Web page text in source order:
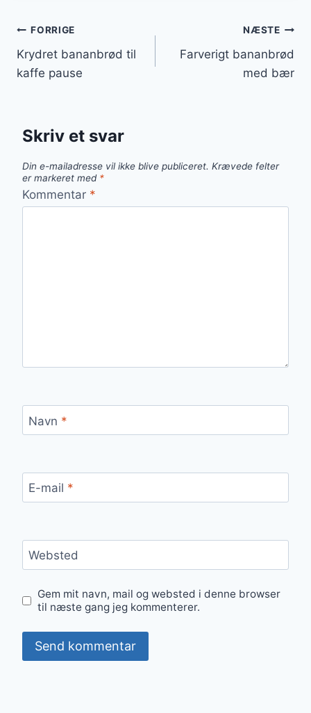
Indlægsnavigation
FORRIGE
Krydret bananbrød til
kaffe pause
NÆSTE
Farverigt bananbrød
med bær
Skriv et svar
Din e-mailadresse vil ikke blive publiceret. Krævede felter
er markeret med *
Kommentar *
Navn *
E-mail *
Websted
Gem mit navn, mail og websted i denne browser
til næste gang jeg kommenterer.